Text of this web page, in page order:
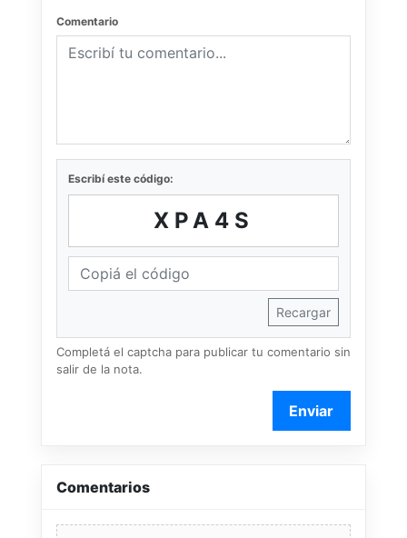
Comentario
Escribí este código:
XPA4S
Recargar
Completá el captcha para publicar tu comentario sin
salir de la nota.
Enviar
Comentarios